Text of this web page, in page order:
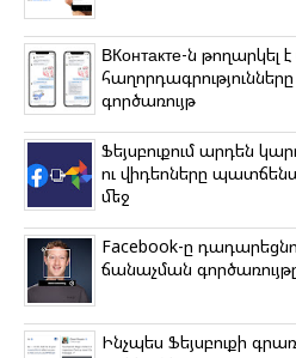
ВКонтакте-ն թողարկել
գործառույթ
Ֆեյսբուքում արդեն
ու վիդեոները
մեջ
Facebook-ը
ճանաչման
Ինչպես Ֆեյսբուքի